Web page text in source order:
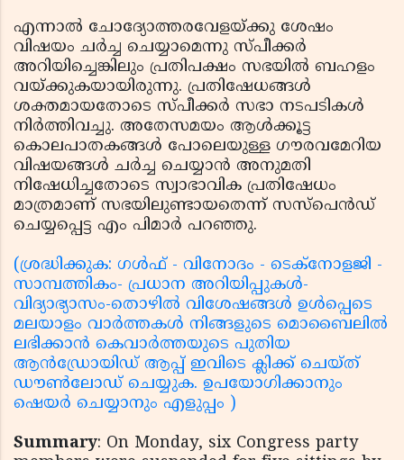
എന്നാല്‍ ചോദ്യോത്തരവേളയ്ക്കു ശേഷം
വിഷയം ചര്‍ച്ച ചെയ്യാമെന്നു സ്പീക്കര്‍
അറിയിച്ചെങ്കിലും പ്രതിപക്ഷം സഭയില്‍ ബഹളം
വയ്ക്കുകയായിരുന്നു. പ്രതിഷേധങ്ങള്‍
ശക്തമായതോടെ സ്പീക്കര്‍ സഭാ നടപടികള്‍
നിര്‍ത്തിവച്ചു. അതേസമയം ആള്‍ക്കൂട്ട
കൊലപാതകങ്ങള്‍ പോലെയുള്ള ഗൗരവമേറിയ
വിഷയങ്ങള്‍ ചര്‍ച്ച ചെയ്യാന്‍ അനുമതി
നിഷേധിച്ചതോടെ സ്വാഭാവിക പ്രതിഷേധം
മാത്രമാണ് സഭയിലുണ്ടായതെന്ന് സസ്‌പെന്‍ഡ്
ചെയ്യപ്പെട്ട എം പിമാര്‍ പറഞ്ഞു.
(ശ്രദ്ധിക്കുക: ഗൾഫ് - വിനോദം - ടെക്നോളജി -
സാമ്പത്തികം- പ്രധാന അറിയിപ്പുകൾ-
വിദ്യാഭ്യാസം-തൊഴിൽ വിശേഷങ്ങൾ ഉൾപ്പെടെ
മലയാളം വാർത്തകൾ നിങ്ങളുടെ മൊബൈലിൽ
ലഭിക്കാൻ കെവാർത്തയുടെ പുതിയ
ആൻഡ്രോയിഡ് ആപ്പ് ഇവിടെ ക്ലിക്ക് ചെയ്ത്
ഡൗൺലോഡ് ചെയ്യുക. ഉപയോഗിക്കാനും
ഷെയർ ചെയ്യാനും എളുപ്പം )
Summary: On Monday, six Congress party